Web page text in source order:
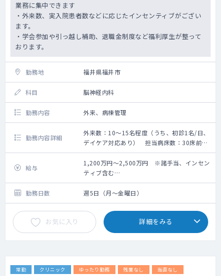
業務に集中できます
・外来数、実入院患者数などに応じたインセンティブがござい
ます。
・学会参加や引っ越し補助、退職金制度など福利厚生が整って
おります。
勤務地 福井県福井市
科目 脳神経内科
勤務内容 外来、病棟管理
勤務内容詳細
外来数：10～15名程度（うち、初診1名/日、
デイケア対応あり） 担当病床数：30床前後
認知症専門病院での外来、病棟管理をお願い
いたします。
給与
1,200万円～2,500万円 ※諸手当、インセン
ティブ含む
※基本給1,000万円～1,800万円程度
勤務日数
週5日（月～金曜日）
お気に入り 詳細をみる
常勤 クリニック ゆったり勤務 残業なし
当直なし